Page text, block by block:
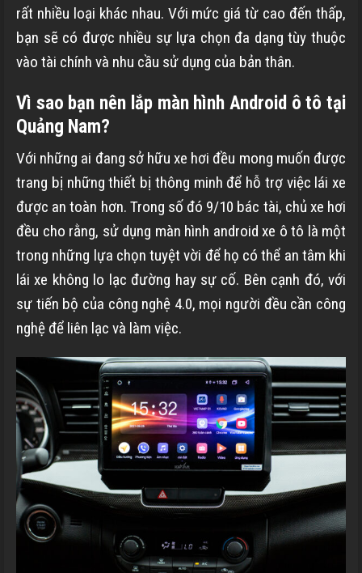
rất nhiều loại khác nhau. Với mức giá từ cao đến thấp,
bạn sẽ có được nhiều sự lựa chọn đa dạng tùy thuộc
vào tài chính và nhu cầu sử dụng của bản thân.
Vì sao bạn nên lắp màn hình Android ô tô tại
Quảng Nam?
Với những ai đang sở hữu xe hơi đều mong muốn được
trang bị những thiết bị thông minh để hỗ trợ việc lái xe
được an toàn hơn. Trong số đó 9/10 bác tài, chủ xe hơi
đều cho rằng, sử dụng màn hình android xe ô tô là một
trong những lựa chọn tuyệt vời để họ có thể an tâm khi
lái xe không lo lạc đường hay sự cố. Bên cạnh đó, với
sự tiến bộ của công nghệ 4.0, mọi người đều cần công
nghệ để liên lạc và làm việc.